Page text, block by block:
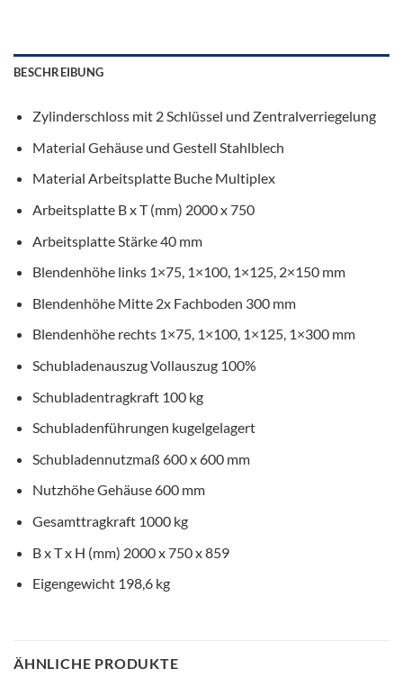
BESCHREIBUNG
Zylinderschloss mit 2 Schlüssel und Zentralverriegelung
Material Gehäuse und Gestell Stahlblech
Material Arbeitsplatte Buche Multiplex
Arbeitsplatte B x T (mm) 2000 x 750
Arbeitsplatte Stärke40 mm
Blendenhöhe links 1×75, 1×100, 1×125, 2×150 mm
Blendenhöhe Mitte 2x Fachboden 300 mm
Blendenhöhe rechts 1×75, 1×100, 1×125, 1×300 mm
SchubladenauszugVollauszug 100%
Schubladentragkraft 100 kg
Schubladenführungen kugelgelagert
Schubladennutzmaß 600 x 600 mm
Nutzhöhe Gehäuse600 mm
Gesamttragkraft 1000 kg
B x T x H (mm) 2000 x 750 x 859
Eigengewicht 198,6 kg
ÄHNLICHE PRODUKTE